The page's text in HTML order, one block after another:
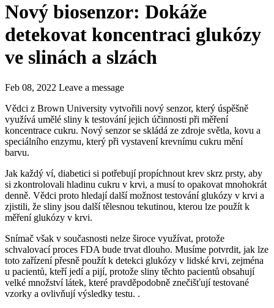
Nový biosenzor: Dokáže
detekovat koncentraci glukózy
ve slinách a slzách
Feb 08, 2022 Leave a message
Vědci z Brown University vytvořili nový senzor, který úspěšně
využívá umělé sliny k testování jejich účinnosti při měření
koncentrace cukru. Nový senzor se skládá ze zdroje světla, kovu a
speciálního enzymu, který při vystavení krevnímu cukru mění
barvu.
Jak každý ví, diabetici si potřebují propíchnout krev skrz prsty, aby
si zkontrolovali hladinu cukru v krvi, a musí to opakovat mnohokrát
denně. Vědci proto hledají další možnost testování glukózy v krvi a
zjistili, že sliny jsou další tělesnou tekutinou, kterou lze použít k
měření glukózy v krvi.
Snímač však v současnosti nelze široce využívat, protože
schvalovací proces FDA bude trvat dlouho. Musíme potvrdit, jak lze
toto zařízení přesně použít k detekci glukózy v lidské krvi, zejména
u pacientů, kteří jedí a pijí, protože sliny těchto pacientů obsahují
velké množství látek, které pravděpodobně znečišťují testované
vzorky a ovlivňují výsledky testu. .